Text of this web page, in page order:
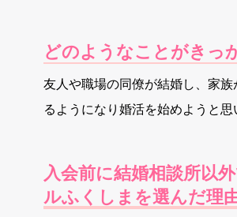
どのようなことがきっ
友人や職場の同僚が結婚し、家
るようになり婚活を始めようと思
入会前に結婚相談所以
ルふくしまを選んだ理